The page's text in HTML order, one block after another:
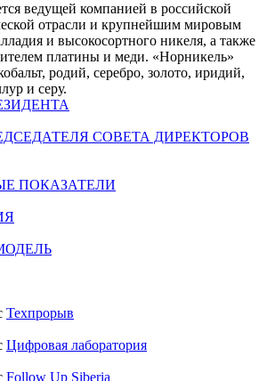
ведущей компанией в российской
отрасли и крупнейшим мировым
и высокосортного никеля, а также
платины и меди. «Норникель»
родий, серебро, золото, иридий,
и серу.
СОВЕТА ДИРЕКТОРОВ
ПОКАЗАТЕЛИ
Техпрорыв
Цифровая лаборатория
Follow Up Siberia